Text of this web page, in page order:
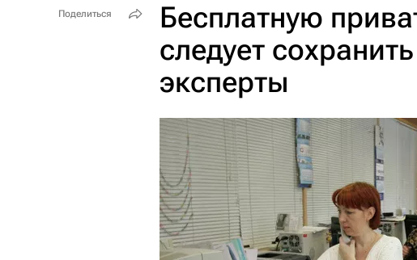
Бесплатную
следует
эксперты
Поделиться